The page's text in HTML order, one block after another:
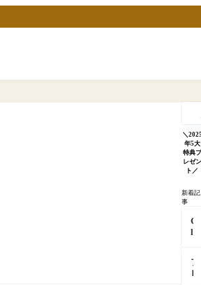
検
索
＼
年5大
特典プ
レゼン
ト／
新着記
事
C
l
d
e
ブ
ロ